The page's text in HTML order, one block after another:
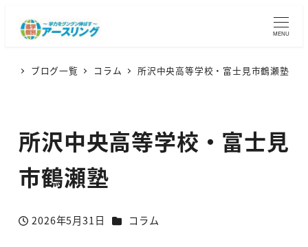
MENU
ブログ一覧 コラム 所沢中央高等学校・富士見市鶴瀬塾
所沢中央高等学校・富士見
市鶴瀬塾
投稿日
2026年5月31日 カテゴリー
コラム